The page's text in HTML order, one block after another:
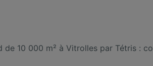
10 000 m² à Vitrolles par Tétris :